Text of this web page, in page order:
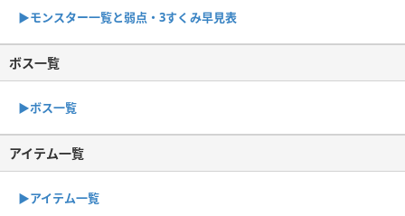
▶︎モンスター一覧と弱点・3すくみ早見表
ボス一覧
▶︎ボス一覧
アイテム一覧
▶アイテム一覧